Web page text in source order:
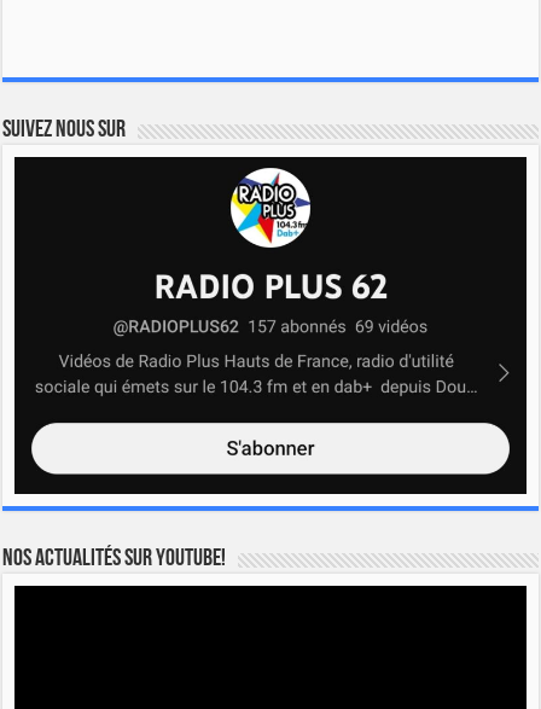
Suivez nous sur
Nos actualités sur YOUTUBE!